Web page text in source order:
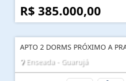
R$ 385.000,00
APTO 2 DORMS PRÓXIMO A
Enseada - Guarujá